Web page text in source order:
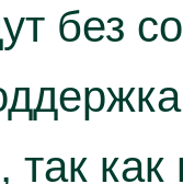
без
так